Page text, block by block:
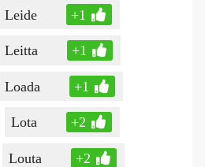
Leide +1
Leitta +1
Loada +1
Lota +2
Louta +2